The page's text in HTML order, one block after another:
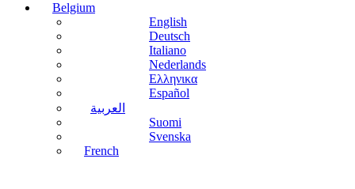
Belgium
English
Deutsch
Italiano
Nederlands
Ελληνικα
Español
العربية
Suomi
Svenska
French